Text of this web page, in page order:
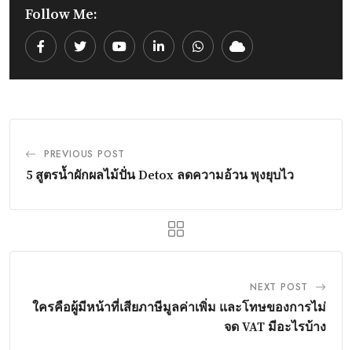
Follow Me:
YoutubeLinkedInWhatsapp
Cloud
PREVIOUS POST
5 สูตรน้ำผักผลไม้ปั่น Detox ลดความอ้วน พุงยุบไว
NEXT POST
ใครคือผู้มีหน้าที่เสียภาษีมูลค่าเพิ่ม และโทษของการไม่
จด VAT มีอะไรบ้าง